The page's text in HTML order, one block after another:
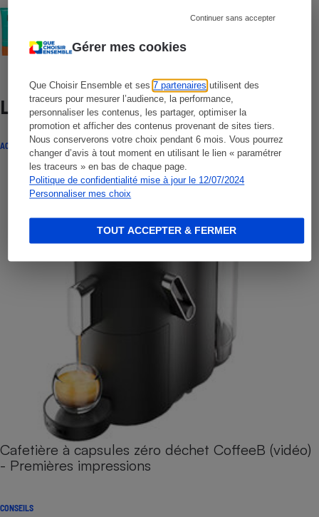
Gérer mes cookies
Que Choisir Ensemble et ses7 partenaires utilisent des
traceurs pour mesurer l’audience, la performance,
personnaliser les contenus, les partager, optimiser la
promotion et afficher des contenus provenant de sites tiers.
Nous conserverons votre choix pendant 6 mois. Vous pourrez
changer d’avis à tout moment en utilisant le lien « paramétrer
les traceurs » en bas de chaque page.
Politique de confidentialité mise à jour le 12/07/2024
Personnaliser mes choix
Continuer sans accepter
TOUT ACCEPTER & FERMER
Crèmes solaires visage - Le protocole
Lire aussi
ACTUALITÉ
Cafetière à capsules zéro déchet CoffeeB (vidéo)
- Premières impressions
CONSEILS